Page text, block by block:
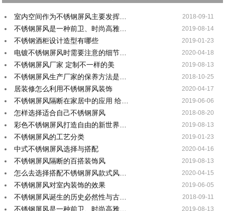
室内空间作为不锈钢屏风主要发挥… 2018-09-11
不锈钢屏风是一种前卫、时尚高雅… 2019-08-14
不锈钢酒柜设计造型有哪些 2019-01-23
电镀不锈钢屏风时需要注意的细节… 2020-04-18
不锈钢屏风厂家 定制不一样的美 2019-08-13
不锈钢屏风生产厂家的保养方法是… 2018-10-25
居装修怎么利用不锈钢屏风装饰 2020-04-17
不锈钢屏风隔断在家居中的应用 给… 2019-06-06
怎样选择适合自己不锈钢屏风 2018-08-20
彩色不锈钢屏风打造自由的新世界… 2019-08-13
不锈钢屏风的工艺分类 2019-01-23
中式不锈钢屏风选择与搭配 2020-04-16
不锈钢屏风隔断的百搭装饰风 2019-08-13
怎么去选择搭配不锈钢屏风款式风… 2020-04-15
不锈钢屏风对室内装饰的效果 2019-06-05
不锈钢屏风诞生的历史必然性与古… 2018-09-11
不锈钢屏风是一种前卫、时尚高雅… 2019-08-13